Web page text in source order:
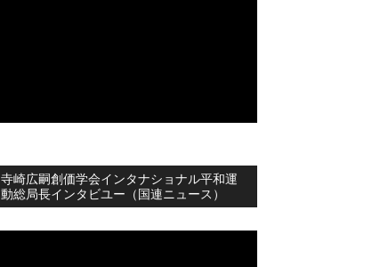
寺崎広嗣創価学会インタナショナル平和運
動総局長インタビユー（国連ニュース）